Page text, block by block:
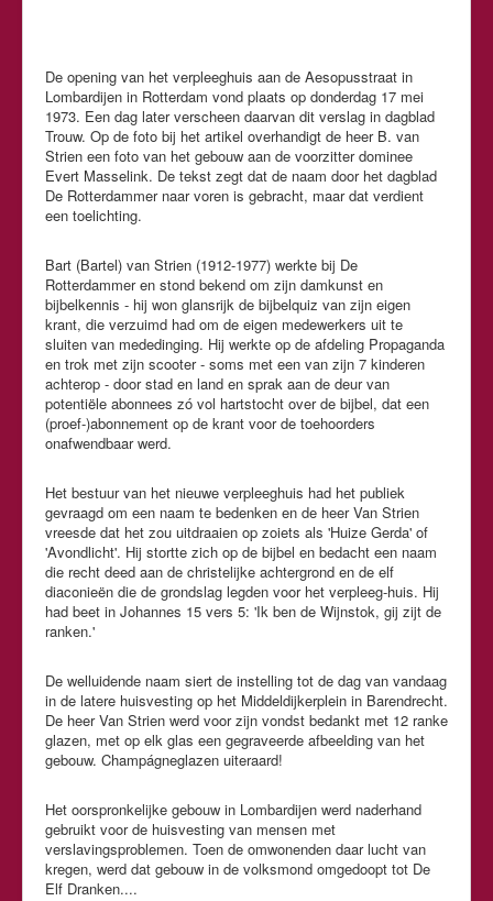
De opening van het verpleeghuis aan de Aesopusstraat in
Lombardijen in Rotterdam vond plaats op donderdag 17 mei
1973. Een dag later verscheen daarvan dit verslag in dagblad
Trouw. Op de foto bij het artikel overhandigt de heer B. van
Strien een foto van het gebouw aan de voorzitter dominee
Evert Masselink. De tekst zegt dat de naam door het dagblad
De Rotterdammer naar voren is gebracht, maar dat verdient
een toelichting.
Bart (Bartel) van Strien (1912-1977) werkte bij De
Rotterdammer en stond bekend om zijn damkunst en
bijbelkennis - hij won glansrijk de bijbelquiz van zijn eigen
krant, die verzuimd had om de eigen medewerkers uit te
sluiten van mededinging. Hij werkte op de afdeling Propaganda
en trok met zijn scooter - soms met een van zijn 7 kinderen
achterop - door stad en land en sprak aan de deur van
potentiële abonnees zó vol hartstocht over de bijbel, dat een
(proef-)abonnement op de krant voor de toehoorders
onafwendbaar werd.
Het bestuur van het nieuwe verpleeghuis had het publiek
gevraagd om een naam te bedenken en de heer Van Strien
vreesde dat het zou uitdraaien op zoiets als 'Huize Gerda' of
'Avondlicht'. Hij stortte zich op de bijbel en bedacht een naam
die recht deed aan de christelijke achtergrond en de elf
diaconieën die de grondslag legden voor het verpleeg-huis. Hij
had beet in Johannes 15 vers 5: 'Ik ben de Wijnstok, gij zijt de
ranken.'
De welluidende naam siert de instelling tot de dag van vandaag
in de latere huisvesting op het Middeldijkerplein in Barendrecht.
De heer Van Strien werd voor zijn vondst bedankt met 12 ranke
glazen, met op elk glas een gegraveerde afbeelding van het
gebouw. Champágneglazen uiteraard!
Het oorspronkelijke gebouw in Lombardijen werd naderhand
gebruikt voor de huisvesting van mensen met
verslavingsproblemen. Toen de omwonenden daar lucht van
kregen, werd dat gebouw in de volksmond omgedoopt tot De
Elf Dranken....